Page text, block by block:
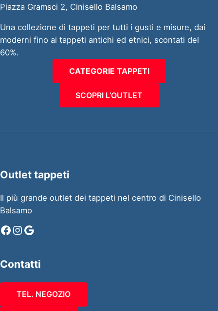
Piazza Gramsci 2, Cinisello Balsamo
Una collezione di tappeti per tutti i gusti e misure, dai
moderni fino ai tappeti antichi ed etnici, scontati del
60%.
CATEGORIE TAPPETI
SCOPRI L’OUTLET
Outlet tappeti
Il più grande outlet dei tappeti nel centro di Cinisello
Balsamo
Facebook
Instagram
Google
Contatti
TEL. NEGOZIO